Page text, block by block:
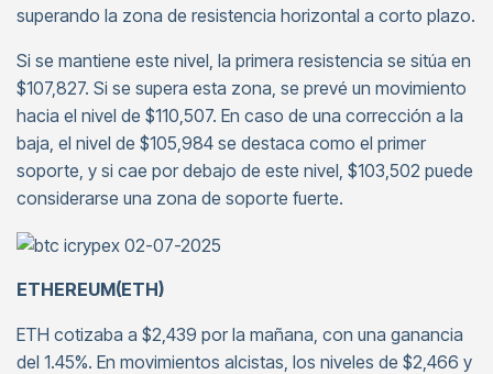
superando la zona de resistencia horizontal a corto plazo.
Si se mantiene este nivel, la primera resistencia se sitúa en
$107,827. Si se supera esta zona, se prevé un movimiento
hacia el nivel de $110,507. En caso de una corrección a la
baja, el nivel de $105,984 se destaca como el primer
soporte, y si cae por debajo de este nivel, $103,502 puede
considerarse una zona de soporte fuerte.
ETHEREUM(ETH)
ETH cotizaba a $2,439 por la mañana, con una ganancia
del 1.45%. En movimientos alcistas, los niveles de $2,466 y